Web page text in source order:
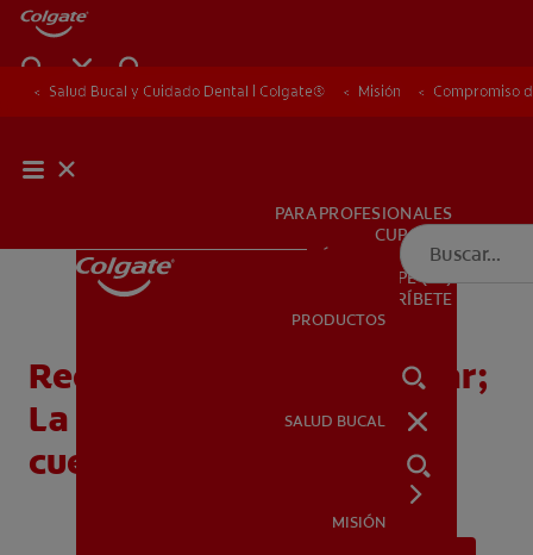
PRODUCTOS
PARA PROFESIONALES
CUPONES
DÓNDE COMPRAR
PE (ES)
SUSCRÍBETE
PRODUCTOS
SALUD BUCAL
MISIÓN
Salud Bucal y Cuidado Dental | Colgate® Misión Compromiso
Salud Bucal y Cuidado Dental | Colgate® Misión Compromiso
Regreso del Sistema Molar;
La búsqueda del libro de
cuentos de Toofus